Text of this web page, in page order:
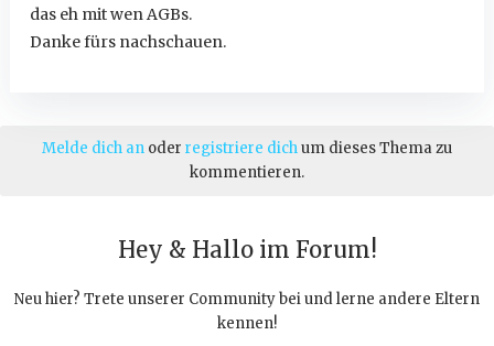
Hey & Hallo im Forum!
Neu hier? Trete unserer Community bei und lerne andere Eltern
kennen!
das eh mit wen AGBs.
Danke fürs nachschauen.
Melde dich an oder registriere dichum dieses Thema zu
kommentieren.